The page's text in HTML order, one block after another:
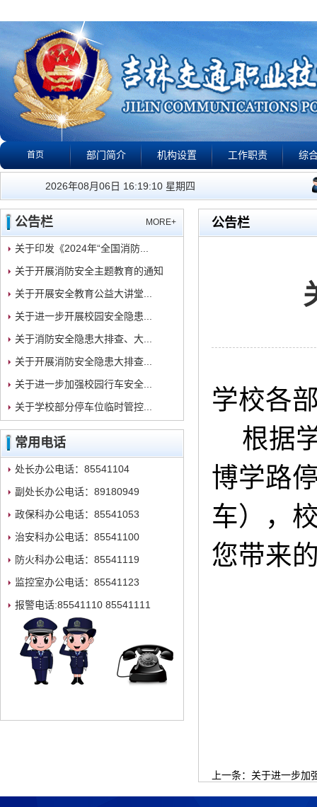
首页 部门简介 机构设置 工作职责 综
公告栏 政策法规 下载专区 视
2026年08月06日 16:19:10 星期四 我们的工作宗旨是
公告栏 MORE+
关于印发《2024年“全国消防...
关于开展消防安全主题教育的通知
关于开展安全教育公益大讲堂...
关于进一步开展校园安全隐患...
关于消防安全隐患大排查、大...
关于开展消防安全隐患大排查...
关于进一步加强校园行车安全...
关于学校部分停车位临时管控...
常用电话
处长办公电话：85541104
副处长办公电话：89180949
政保科办公电话：85541053
治安科办公电话：85541100
防火科办公电话：85541119
监控室办公电话：85541123
报警电话:85541110 85541111
公告栏
学校各
根据
博学路
车）
，
您带来
上一条： 关于进一步加